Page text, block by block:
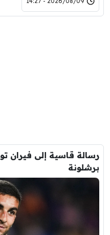
رسالة قاسية إلى فيران
برشلونة